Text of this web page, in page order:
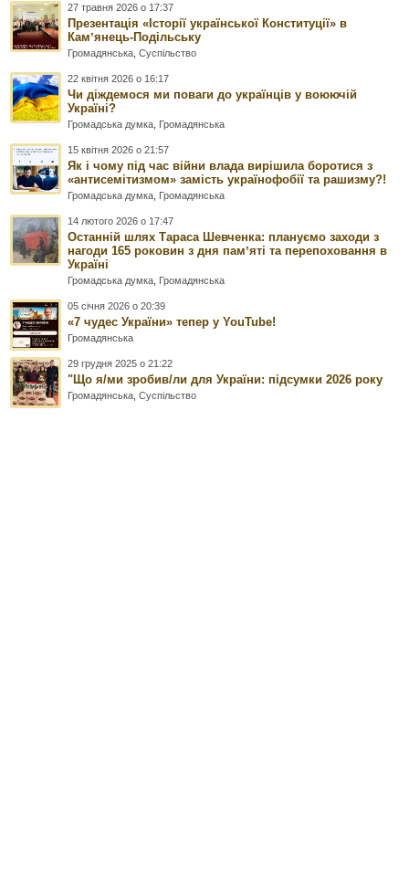
27 травня 2026 о 17:37
Презентація «Історії української Конституції» в
Камʼянець-Подільську
Громадянська ,Суспільство
22 квітня 2026 о 16:17
Чи діждемося ми поваги до українців у воюючій
Україні?
Громадська думка Громадянська
15 квітня 2026 о 21:57
Як і чому під час війни влада вирішила боротися з
«антисемітизмом» замість українофобії та рашизму?!
Громадська думка Громадянська
14 лютого 2026 о 17:47
Останній шлях Тараса Шевченка: плануємо заходи з
нагоди 165 роковин з дня памʼяті та перепоховання в
Україні
Громадська думка Громадянська
05 січня 2026 о 20:39
«7 чудес України» тепер у YouTube!
Громадянська
29 грудня 2025 о 21:22
"Що я/ми зробив/ли для України: підсумки 2026 року
Громадянська ,Суспільство